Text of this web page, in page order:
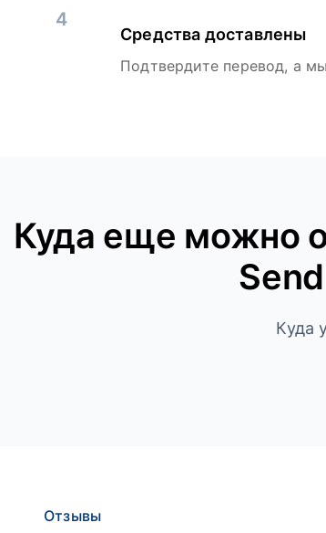
4
Средства доставлены
Подтвердите перевод, а
Куда ещe можно
Куда
Отзывы